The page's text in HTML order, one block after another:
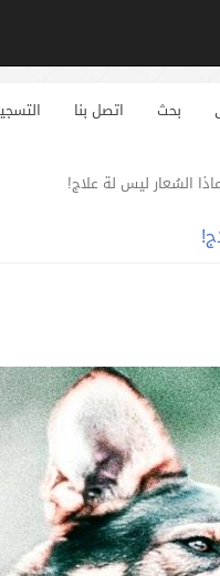
بحث اتصل بنا
السُعار ليس لة علاج!